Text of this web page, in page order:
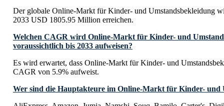
Der globale Online-Markt für Kinder- und Umstandsbekleidung
2033 USD 1805.95 Million erreichen.
Welchen CAGR wird Online-Markt für Kinder- und
voraussichtlich bis 2033 aufweisen?
Es wird erwartet, dass Online-Markt für Kinder- und
CAGR von 5.9% aufweist.
Wer sind die Hauptakteure im Online-Markt für Kinder- und